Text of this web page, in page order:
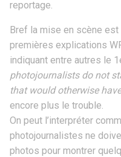
reportage.
Bref la mise en scène
premières explications
indiquant entre autres le
photojournalists do not
that would otherwise
encore plus le trouble.
On peut l’interpréter
photojournalistes ne
photos pour montrer